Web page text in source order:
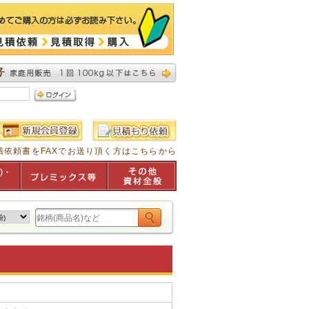
依頼書をFAXでお送り頂く方はこちらから